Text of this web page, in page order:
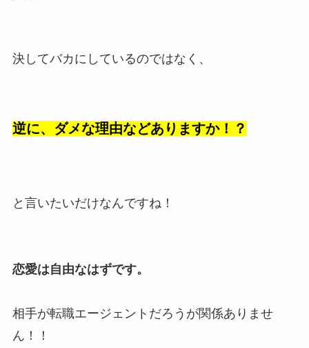
決してバカにしているのではなく、
逆に、ダメな理由などありますか！？
と言いたいだけなんですね！
恋愛は自由なはずです。
相手が転職エージェントだろうが関係ありませ
ん！！